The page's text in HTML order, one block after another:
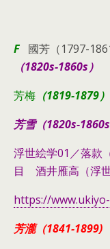
F 國芳（1797-
（1820s-1860s）
芳梅 （1819-1879）
芳雪（1820s-1860s
浮世絵学01／落款
目 酒井雁高（浮世
https://
芳瀧（1841-1899)